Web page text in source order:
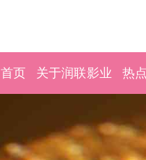
首页 关于润联影业 热